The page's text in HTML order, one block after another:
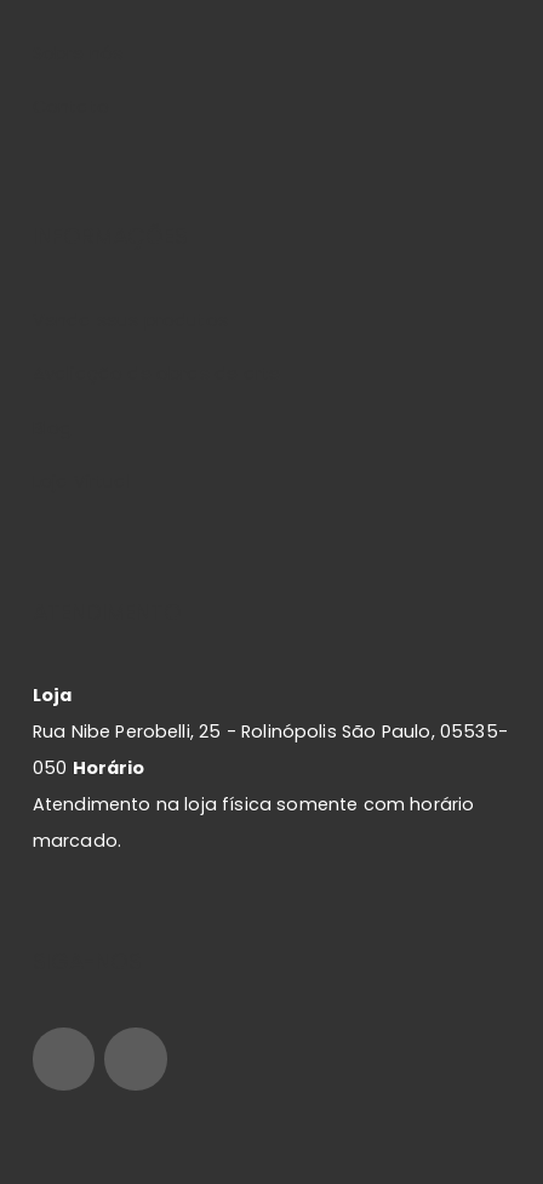
Loja
Rua Nibe Perobelli, 25 - Rolinópolis São Paulo, 05535-
050 Horário
Atendimento na loja física somente com horário
marcado.